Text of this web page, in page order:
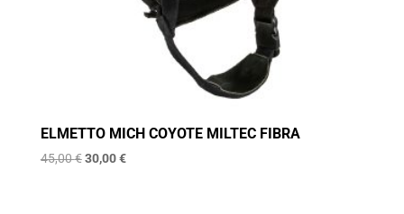
ELMETTO MICH COYOTE MILTEC FIBRA
45,00€ Il
30,00€Il